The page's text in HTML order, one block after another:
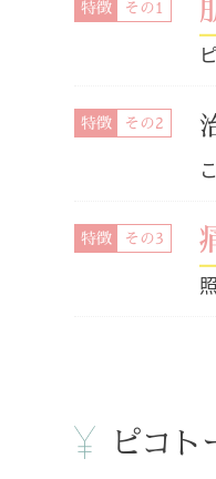
特徴
特徴
特徴
ピコト